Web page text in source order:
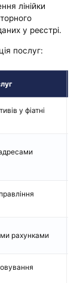
лінійки
у реєстрі.
послуг:
у фіатні
рахунками